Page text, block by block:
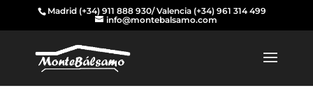
Madrid (+34) 911 888 930/ Valencia (+34) 961 314 499
info@montebalsamo.com